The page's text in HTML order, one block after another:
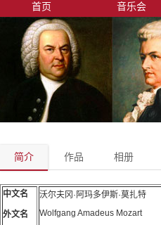
首页 音乐会
简介 作品 相册
中文名
外文名
沃尔夫冈·阿玛多伊斯·莫扎特
Wolfgang Amadeus Mozart